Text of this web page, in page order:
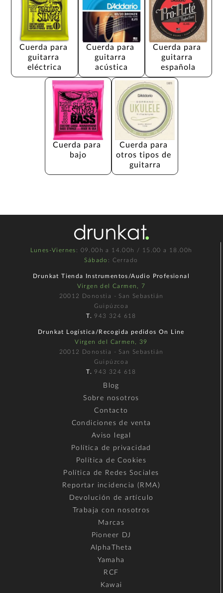
Cuerda para
guitarra
eléctrica
Cuerda para
guitarra
acústica
Cuerda para
guitarra
española
Cuerda para
bajo
Cuerda para
otros tipos de
guitarra
Lunes-Viernes : 09.00h a 14.00h / 15.00 a 18.00h
Sábado : Cerrado
Drunkat Tienda Instrumentos/Audio Profesional
Virgen del Carmen, 7
20012 Donostia - San Sebastián
Guipúzcoa
T. 943 324 618
Drunkat Logística/Recogida pedidos On Line
Virgen del Carmen, 39
20012 Donostia - San Sebastián
Guipúzcoa
T. 943 324 618
Blog
Sobre nosotros
Contacto
Condiciones de venta
Aviso legal
Política de privacidad
Política de Cookies
Política de Redes Sociales
Reportar incidencia (RMA)
Devolución de artículo
Trabaja con nosotros
Marcas
Pioneer DJ
AlphaTheta
Yamaha
RCF
Kawai